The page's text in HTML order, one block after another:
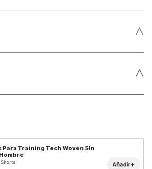
˄
˄
Para Training Tech Woven 5In
Añadir+